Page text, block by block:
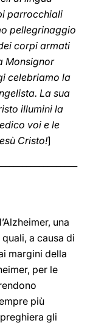
parrocchiali
pellegrinaggio
corpi armati
Monsignor
celebriamo la
La sua
illumini la
voi e le
Cristo!]
una
a causa di
margini della
per le
più
gli